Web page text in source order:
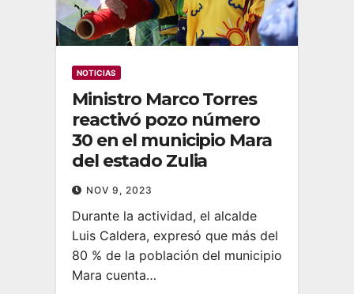
NOTICIAS
Ministro Marco Torres
reactivó pozo número
30 en el municipio Mara
del estado Zulia
NOV 9, 2023
Durante la actividad, el alcalde
Luis Caldera, expresó que más del
80 % de la población del municipio
Mara cuenta…